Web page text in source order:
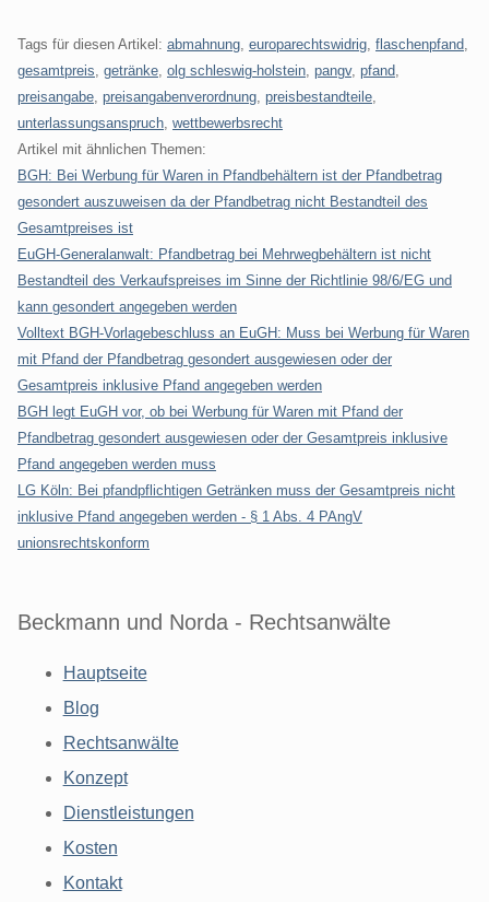
Tags für diesen Artikel: abmahnung europarechtswidrig flaschenpfand
gesamtpreis getränke olg schleswig-holstein pangv, pfand
preisangabe preisangabenverordnung preisbestandteile
unterlassungsanspruch wettbewerbsrecht
Artikel mit ähnlichen Themen:
BGH: Bei Werbung für Waren in Pfandbehältern ist der Pfandbetrag
gesondert auszuweisen da der Pfandbetrag nicht Bestandteil des
Gesamtpreises ist
EuGH-Generalanwalt: Pfandbetrag bei Mehrwegbehältern ist nicht
Bestandteil des Verkaufspreises im Sinne der Richtlinie 98/6/EG und
kann gesondert angegeben werden
Volltext BGH-Vorlagebeschluss an EuGH: Muss bei Werbung für Waren
mit Pfand der Pfandbetrag gesondert ausgewiesen oder der
Gesamtpreis inklusive Pfand angegeben werden
BGH legt EuGH vor, ob bei Werbung für Waren mit Pfand der
Pfandbetrag gesondert ausgewiesen oder der Gesamtpreis inklusive
Pfand angegeben werden muss
LG Köln: Bei pfandpflichtigen Getränken muss der Gesamtpreis nicht
inklusive Pfand angegeben werden - § 1 Abs. 4 PAngV
unionsrechtskonform
Beckmann und Norda - Rechtsanwälte
Hauptseite
Blog
Rechtsanwälte
Konzept
Dienstleistungen
Kosten
Kontakt